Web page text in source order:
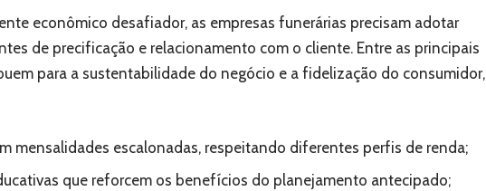
econômico desafiador, as empresas funerárias precisam adotar
de precificação e relacionamento com o cliente. Entre as principais
para a sustentabilidade do negócio e a fidelização do consumidor,
mensalidades escalonadas, respeitando diferentes perfis de renda;
que reforcem os benefícios do planejamento antecipado;